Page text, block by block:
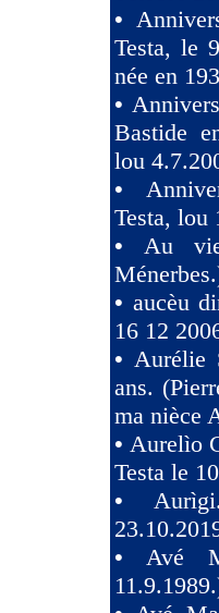
•
Testa, le
née en
•
Bastide
lou
•
Testa, lou
• Au
• aucèu
16 12
• Aurélie
ans.
ma nièce
•Aurelìo
Testa le
•
•Avé